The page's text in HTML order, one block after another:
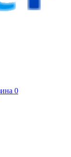
0